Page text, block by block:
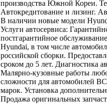
производства Южной Кореи.
Автокредитование и лизинг.
В наличии новые модели
Услуги автосервиса:
постгарантийное
Hyundai, в том числе
российской сборки.
сроком до 5 лет. Диагностика
Малярно-кузовные работы
сложности для автомобилей
марок. Установка
Продажа оригинальных